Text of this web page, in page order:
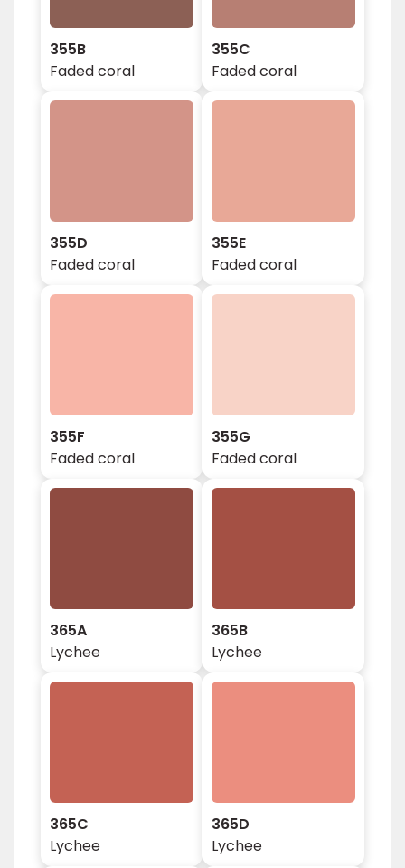
355B
Faded coral
355C
Faded coral
355D
Faded coral
355E
Faded coral
355F
Faded coral
355G
Faded coral
365A
Lychee
365B
Lychee
365C
Lychee
365D
Lychee